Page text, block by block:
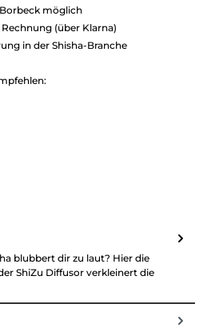
möglich
(über Klarna)
in der Shisha-Branche
blubbert dir zu laut? Hier die
ShiZu Diffusor verkleinert die